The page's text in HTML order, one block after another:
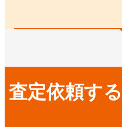
査定依頼す